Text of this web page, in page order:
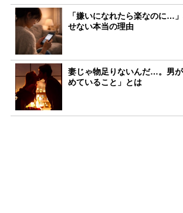
「嫌いになれたら楽なのに…
せない本当の理由
妻じゃ物足りないんだ…。男
めていること」とは